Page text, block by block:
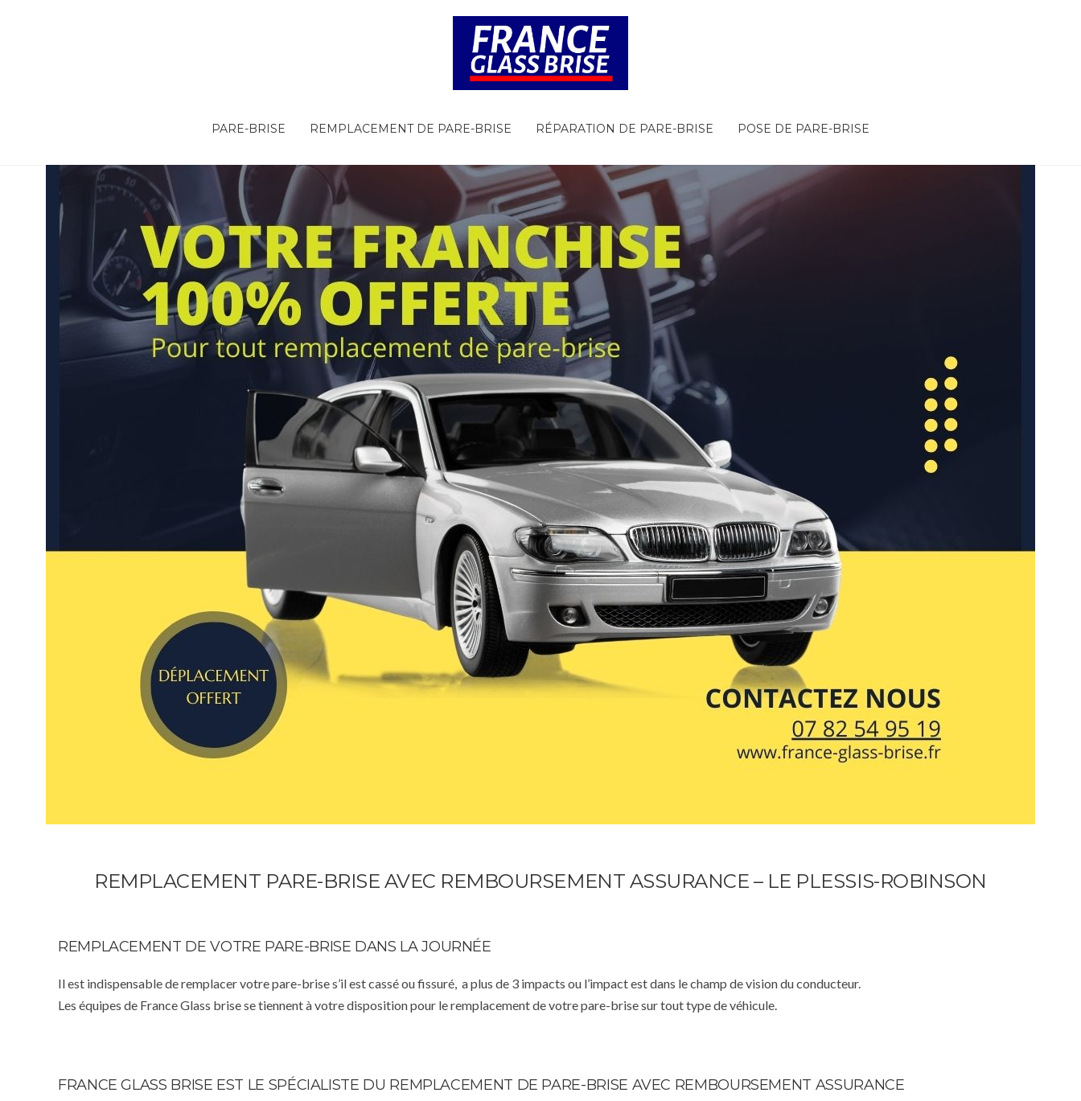
PARE-BRISE REMPLACEMENT DE PARE-BRISE RÉPARATION DE PARE-BRISE POSE DE PARE-BRISE
REMPLACEMENT PARE-BRISE AVEC REMBOURSEMENT ASSURANCE – LE PLESSIS-ROBINSON
REMPLACEMENT DE VOTRE PARE-BRISE DANS LA JOURNÉE
Il est indispensable de remplacer votre pare-brise s’il est cassé ou fissuré, a plus de 3 impacts ou l’impact est dans le champ de vision du conducteur.
Les équipes de France Glass brise se tiennent à votre disposition pour le remplacement de votre pare-brise sur tout type de véhicule.
FRANCE GLASS BRISE EST LE SPÉCIALISTE DU REMPLACEMENT DE PARE-BRISE AVEC REMBOURSEMENT ASSURANCE